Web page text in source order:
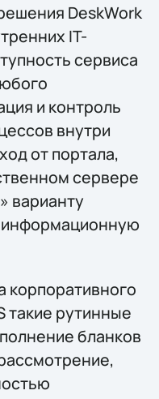
DeskWork
IT-
сервиса
и контроль
внутри
от портала,
сервере
варианту
информационную
такие рутинные
бланков